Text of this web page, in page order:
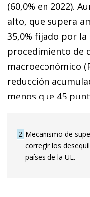
(60,0% en 2022).
alto, que supera
35,0% fijado por la
procedimiento de
macroeconómico
reducción
menos que 45
2 Mecanismo de
corregir los
países de la UE.